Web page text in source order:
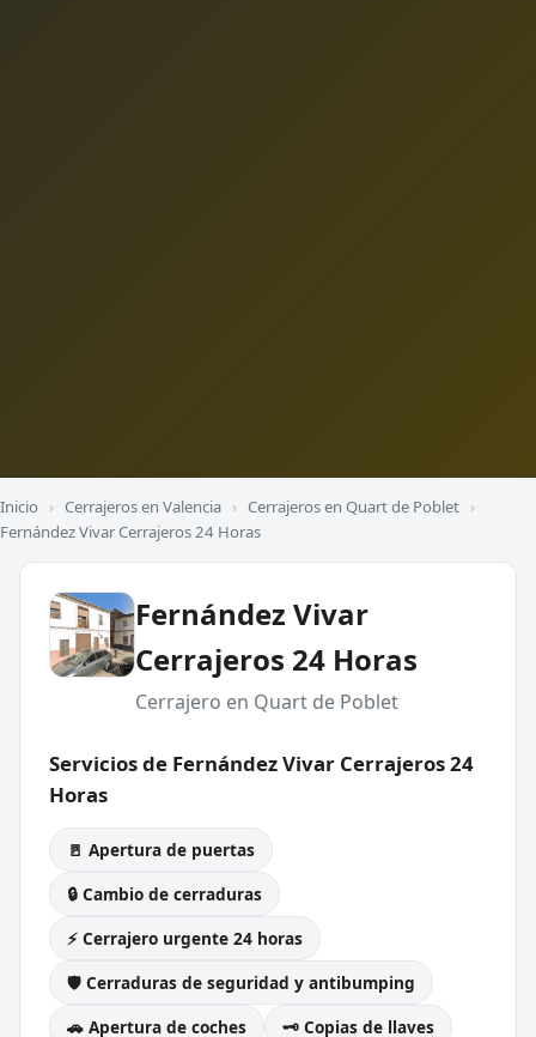
Inicio › Cerrajeros en Valencia › Cerrajeros en Quart de Poblet ›
Fernández Vivar Cerrajeros 24 Horas
Fernández Vivar
Cerrajeros 24 Horas
Cerrajero en Quart de Poblet
Servicios de Fernández Vivar Cerrajeros 24
Horas
🚪 Apertura de puertas
🔒 Cambio de cerraduras
⚡ Cerrajero urgente 24 horas
🛡️ Cerraduras de seguridad y antibumping
🚗 Apertura de coches
🗝️ Copias de llaves